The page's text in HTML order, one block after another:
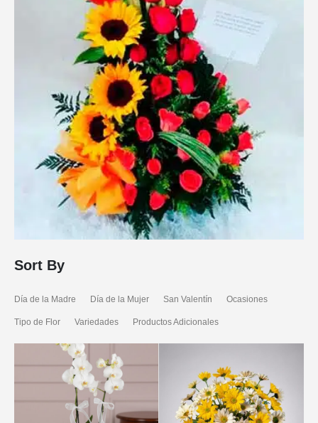
Sort By
Día de la Madre Día de la Mujer San Valentín Ocasiones
Tipo de Flor Variedades Productos Adicionales